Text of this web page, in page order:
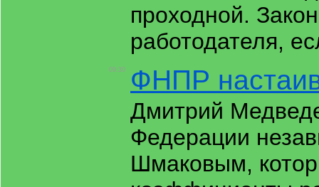
проходной.
работодателя,
09:30 ФНПР
Дмитрий
Федерации
Шмаковым,